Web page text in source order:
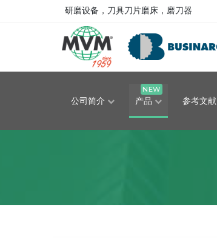
研磨设备，刀具刀片磨床，磨刀器
公司简介
NEW
产品 参考文献